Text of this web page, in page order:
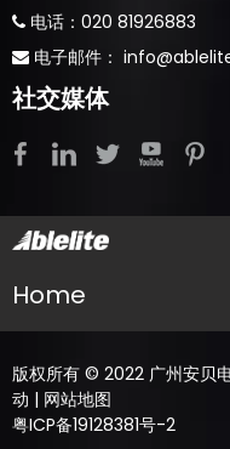
 ​​​​​​电话：020 81926883
 ​​​​​​​​​​​​​​​​​​​​​​​​​​​​​​​​​​​​​​ 电子邮件：
社交媒体
Home
版权所有 © 2022 广州安贝
动 | 网站地图
粤ICP备19128381号-2
English